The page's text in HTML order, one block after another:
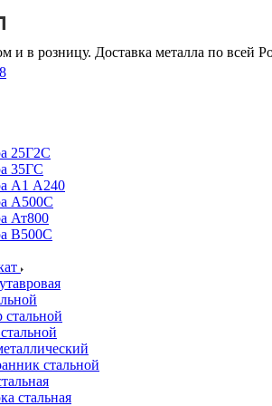
и в розницу. Доставка металла по всей
25Г2С
35ГС
А1 А240
А500С
Ат800
В500С
стальной
стальная